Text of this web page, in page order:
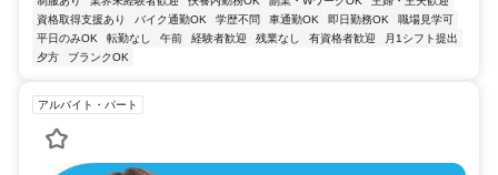
資格取得支援あり
バイク通勤OK 学歴不問 車通勤OK 即日勤務OK
職場見学可
平日のみOK
転勤なし 午前 経験者歓迎 残業なし 有資格者歓迎
月1シフト提出
夕方
ブランクOK
アルバイト・パート